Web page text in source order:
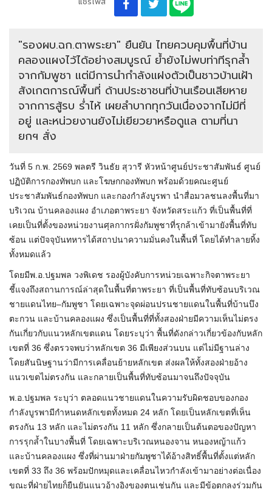
"รองผบ.ฉก.ตาพระยา" ยืนยัน ไทยควบคุมพื้นที่บ้าน
คลองแผงไว้ได้อย่างสมบูรณ์ ย้ำยังไม่พบท่าทีรุกล้ำ
จากกัมพูชา แต่มีการนำกำลังแฝงตัวเป็นชาวบ้านเฝ้า
สังเกตการณ์พื้นที่ ด้านประชาชนที่บ้านเรือนเสียหาย
จากการสู้รบ ร่ำไห้ เผยลำบากทุกวันเนื่องจากไม่มีที่
อยู่ และหน่วยงานยังไม่เยียวยาหรือดูแล ตามที่นา
ยกฯ สั่ง
วันที่ 5 ก.พ. 2569 พลตรี วินธัย สุวารี หัวหน้าศูนย์ประชาสัมพันธ์ ศูนย์
ปฏิบัติการกองทัพบก และโฆษกกองทัพบก พร้อมด้วยคณะศูนย์
ประชาสัมพันธ์กองทัพบก และกองกำลังบูรพา นำสื่อมวลชนลงพื้นที่มา
บริเวณ บ้านคลองแผง อำเภอตาพระยา จังหวัดสระแก้ว ที่เป็นพื้นที่ที่
เคยเป็นที่ตั้งของหน่วยงานศุลกากรฝั่งกัมพูชาที่รุกล้าเข้ามายังพื้นที่ทับ
ซ้อน แต่ปัจจุบันทหารได้สถาปนาความมั่นคงในพื้นที่ โดยได้ทำลายทิ้ง
ทั้งหมดแล้ว
โดยมีพ.อ.ปฐมพล วงพิเดช รองผู้บังคับการหน่วยเฉพาะกิจตาพระยา
ชี้แจงถึงสถานการณ์ล่าสุดในพื้นที่ตาพระยา ที่เป็นพื้นที่ทับซ้อนบริเวณ
ชายแดนไทย–กัมพูชา โดยเฉพาะจุดผ่อนปรนชายแดนในพื้นที่บ้านบึง
ตะกวน และบ้านคลองแผง ซึ่งเป็นพื้นที่ที่ทั้งสองฝ่ายมีความเห็นไม่ตรง
กันเกี่ยวกับแนวหลักเขตแดน โดยระบุว่า พื้นที่ดังกล่าวเกี่ยวข้องกับหลัก
เขตที่ 36 ซึ่งตรวจพบว่าหลักเขต 36 มีเพียงส่วนบน แต่ไม่มีฐานล่าง
โดยสันนิษฐานว่ามีการเคลื่อนย้ายหลักเขต ส่งผลให้ทั้งสองฝ่ายอ้าง
แนวเขตไม่ตรงกัน และกลายเป็นพื้นที่ทับซ้อนมาจนถึงปัจจุบัน
พ.อ.ปฐมพล ระบุว่า ตลอดแนวชายแดนในความรับผิดชอบของกอง
กำลังบูรพามีกำหนดหลักเขตทั้งหมด 24 หลัก โดยเป็นหลักเขตที่เห็น
ตรงกัน 13 หลัก และไม่ตรงกัน 11 หลัก ซึ่งกลายเป็นต้นตอของปัญหา
การรุกล้ำในบางพื้นที่ โดยเฉพาะบริเวณหนองจาน หนองหญ้าแก้ว
และบ้านคลองแผง ซึ่งที่ผ่านมาฝ่ายกัมพูชาได้อ้างสิทธิ์พื้นที่ตั้งแต่หลัก
เขตที่ 33 ถึง 36 พร้อมปักหมุดและเคลื่อนไหวกำลังเข้ามาอย่างต่อเนื่อง
ขณะที่ฝ่ายไทยก็ยืนยันแนวอ้างอิงของตนเช่นกัน และมีข้อตกลงร่วมกัน